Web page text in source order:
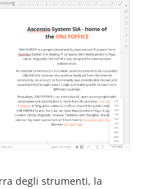
degli strumenti, la